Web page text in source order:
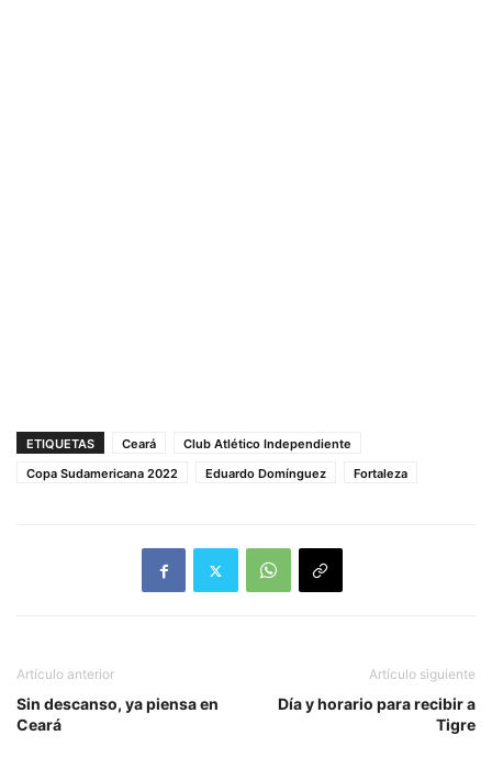
ETIQUETAS Ceará
Club Atlético Independiente
Copa Sudamericana 2022
Eduardo Domínguez Fortaleza
Artículo anterior
Sin descanso, ya piensa en
Ceará
Artículo siguiente
Día y horario para recibir a
Tigre